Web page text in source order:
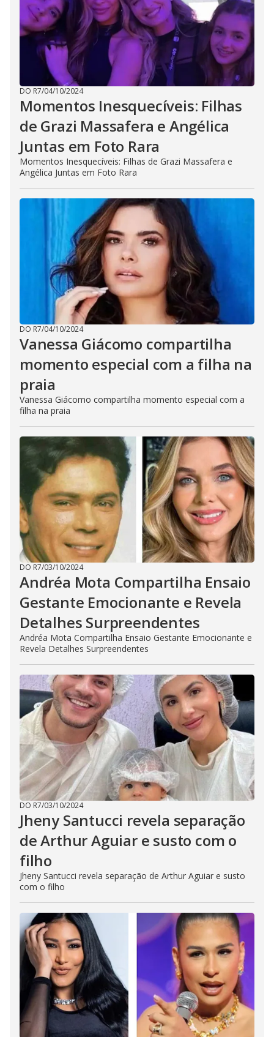
DO R7/04/10/2024
Momentos Inesquecíveis: Filhas
de Grazi Massafera e Angélica
Juntas em Foto Rara
Momentos Inesquecíveis: Filhas de Grazi Massafera e
Angélica Juntas em Foto Rara
DO R7/04/10/2024
Vanessa Giácomo compartilha
momento especial com a filha na
praia
Vanessa Giácomo compartilha momento especial com a
filha na praia
DO R7/03/10/2024
Andréa Mota Compartilha Ensaio
Gestante Emocionante e Revela
Detalhes Surpreendentes
Andréa Mota Compartilha Ensaio Gestante Emocionante e
Revela Detalhes Surpreendentes
DO R7/03/10/2024
Jheny Santucci revela separação
de Arthur Aguiar e susto com o
filho
Jheny Santucci revela separação de Arthur Aguiar e susto
com o filho